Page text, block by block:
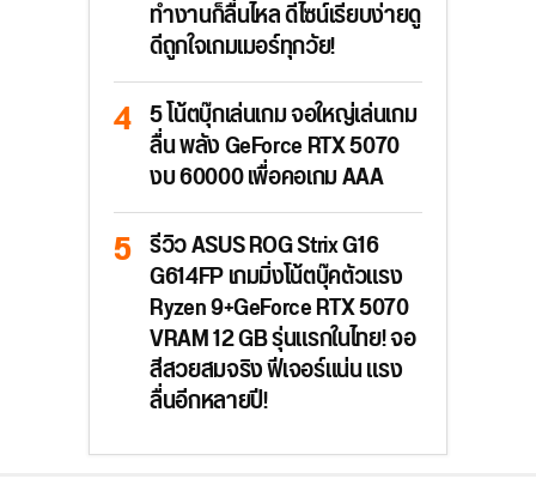
ทำงานก็ลื่นไหล ดีไซน์เรียบง่ายดู
ดีถูกใจเกมเมอร์ทุกวัย!
5 โน้ตบุ๊กเล่นเกม จอใหญ่เล่นเกม
ลื่น พลัง GeForce RTX 5070
งบ 60000 เพื่อคอเกม AAA
รีวิว ASUS ROG Strix G16
G614FP เกมมิ่งโน้ตบุ๊คตัวแรง
Ryzen 9+GeForce RTX 5070
VRAM 12 GB รุ่นแรกในไทย! จอ
สีสวยสมจริง ฟีเจอร์แน่น แรง
ลื่นอีกหลายปี!